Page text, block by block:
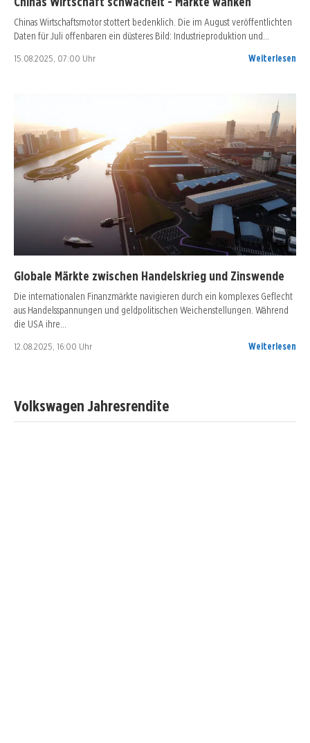
Chinas Wirtschaftsmotor stottert bedenklich. Die im August veröffentlichten
Daten für Juli offenbaren ein düsteres Bild: Industrieproduktion und…
15.08.2025, 07:00 Uhr Weiterlesen
Globale Märkte zwischen Handelskrieg und Zinswende
Die internationalen Finanzmärkte navigieren durch ein komplexes Geflecht
aus Handelsspannungen und geldpolitischen Weichenstellungen. Während
die USA ihre…
12.08.2025, 16:00 Uhr Weiterlesen
Volkswagen Jahresrendite